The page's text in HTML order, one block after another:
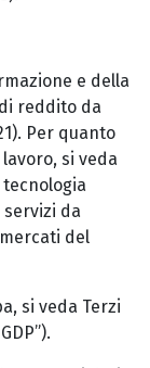
e della
reddito da
Per quanto
si veda
tecnologia
servizi da
del
si veda Terzi